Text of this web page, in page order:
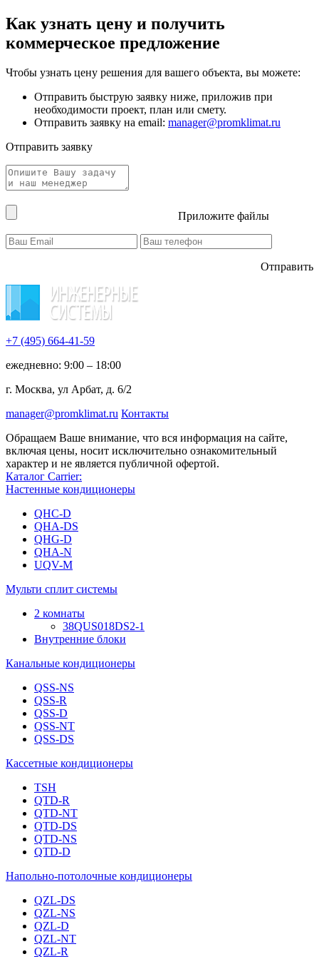
Как узнать цену и получить
коммерческое предложение
Чтобы узнать цену решения для вашего объекта, вы можете:
Отправить быструю заявку ниже, приложив при
необходимости проект, план или смету.
Отправить заявку на email: manager@promklimat.ru
Отправить заявку
Приложите файлы
Отправить
+7 (495) 664-41-59
ежедневно: 9:00 – 18:00
г. Москва, ул Арбат, д. 6/2
manager@promklimat.ru Контакты
Обращаем Ваше внимание, что вся информация на сайте,
включая цены, носит исключительно ознакомительный
характер и не является публичной офертой.
Каталог Carrier:
Настенные кондиционеры
QHC-D
QHA-DS
QHG-D
QHA-N
UQV-M
Мульти сплит системы
2 комнаты
38QUS018DS2-1
Внутренние блоки
Канальные кондиционеры
QSS-NS
QSS-R
QSS-D
QSS-NT
QSS-DS
Кассетные кондиционеры
TSH
QTD-R
QTD-NT
QTD-DS
QTD-NS
QTD-D
Напольно-потолочные кондиционеры
QZL-DS
QZL-NS
QZL-D
QZL-NT
QZL-R